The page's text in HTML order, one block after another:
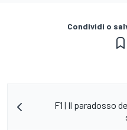
Condividi o
F1 | Il paradosso